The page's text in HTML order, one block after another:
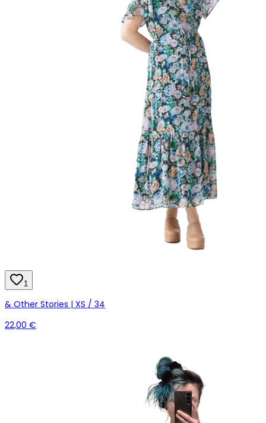
1
& Other Stories | XS / 34
22,00 €